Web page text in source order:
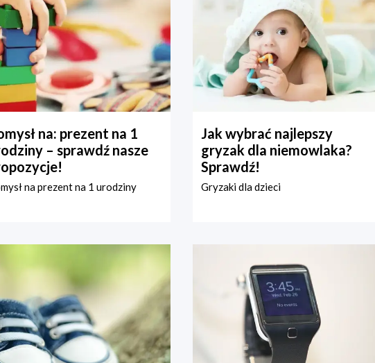
na: prezent na 1
– sprawdź nasze
na prezent na 1 urodziny
Jak wybrać najlepszy
gryzak dla niemowlaka?
Sprawdź!
Gryzaki dla dzieci